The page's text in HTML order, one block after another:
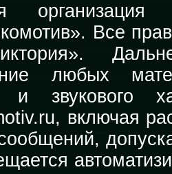
организация
Все
любых
и звукового
включая